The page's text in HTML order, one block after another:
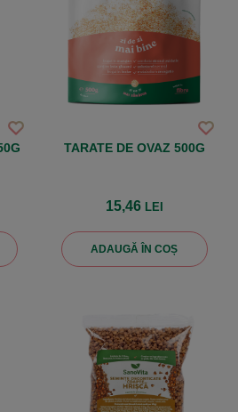
TARATE DE OVAZ 500G
15,46 LEI
ADAUGĂ ÎN COȘ